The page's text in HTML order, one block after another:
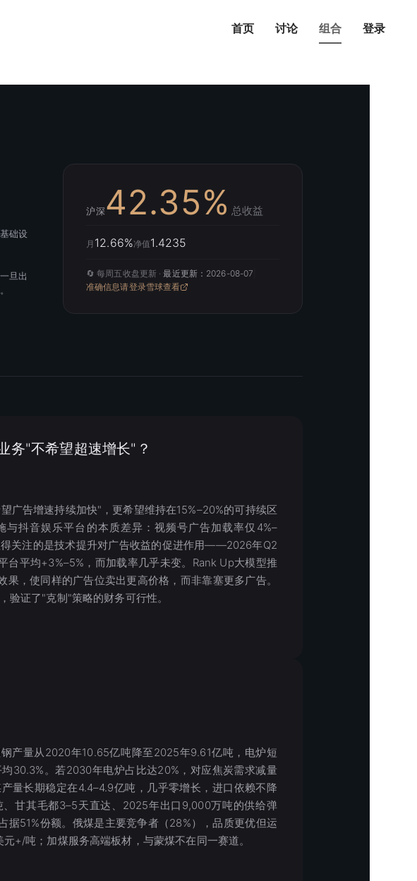
首页 讨论 组合 登录
础设
旦出
沪深42.35% 总收益
月 12.66%净值1.4235
🔄 每周五收盘更新 ·最近更新：2026-08-07
准确信息请登录雪球查看
务"不希望超速增长"？
广告增速持续加快"，更希望维持在15%–20%的可持续区
与抖音娱乐平台的本质差异：视频号广告加载率仅4%–
得关注的是技术提升对广告收益的促进作用——2026年Q2
台平均+3%–5%，而加载率几乎未变。Rank Up大模型推
，使同样的广告位卖出更高价格，而非靠塞更多广告。
验证了"克制"策略的财务可行性。
产量从2020年10.65亿吨降至2025年9.61亿吨，电炉短
30.3%。若2030年电炉占比达20%，对应焦炭需求减量
量长期稳定在4.4–4.9亿吨，几乎零增长，进口依赖不降
甘其毛都3–5天直达、2025年出口9,000万吨的供给弹
据51%份额。俄煤是主要竞争者（28%），品质更优但运
+/吨；加煤服务高端板材，与蒙煤不在同一赛道。